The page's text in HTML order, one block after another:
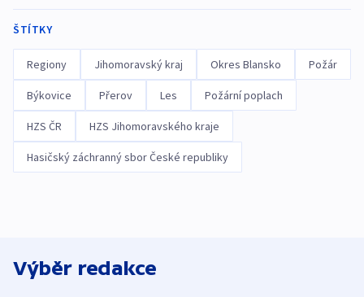
ŠTÍTKY
Regiony Jihomoravský kraj Okres Blansko Požár
Býkovice Přerov Les Požární poplach
HZS ČR HZS Jihomoravského kraje
Hasičský záchranný sbor České republiky
Výběr redakce